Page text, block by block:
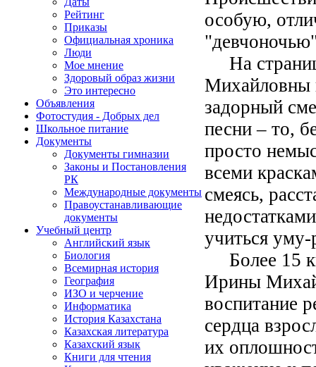
Рейтинг
Приказы
Официальная хроника
Люди
Мое мнение
Здоровый образ жизни
Это интересно
Объявления
Фотостудия - Добрых дел
Школьное питание
Документы
Документы гимназии
Законы и Постановления
РК
Международные документы
Правоустанавливающие
документы
Учебный центр
Английский язык
Биология
Всемирная история
География
ИЗО и черчение
Информатика
История Казахстана
Казахская литература
Казахский язык
Книги для чтения
особую,
На
Михайловны
задорный
песни – то,
просто
всеми
смеясь,
учиться уму-
Более 15
Ирины
воспитание
сердца
их